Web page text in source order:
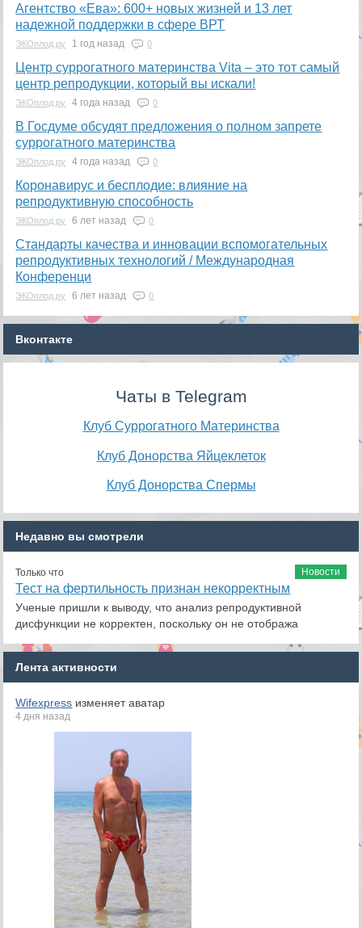
Агентство «Ева»: 600+ новых жизней и 13 лет
надежной поддержки в сфере ВРТ
ЭКОплод.ру 1 год назад 0
​Центр суррогатного материнства Vita – это тот самый
центр репродукции, который вы искали!
ЭКОплод.ру 4 года назад 0
В Госдуме обсудят предложения о полном запрете
суррогатного материнства
ЭКОплод.ру 4 года назад 0
Коронавирус и бесплодие: влияние на
репродуктивную способность
ЭКОплод.ру 6 лет назад 0
​Стандарты качества и инновации вспомогательных
репродуктивных технологий / Международная
Конференци
ЭКОплод.ру 6 лет назад 0
Вконтакте
Чаты в Telegram
Клуб Суррогатного Материнства
Клуб Донорства Яйцеклеток
Клуб Донорства Спермы
Недавно вы смотрели
Новости
Только что
Тест на фертильность признан некорректным
Ученые пришли к выводу, что анализ репродуктивной
дисфункции не корректен, поскольку он не отобража
Лента активности
Wifexpress изменяет аватар
4 дня назад